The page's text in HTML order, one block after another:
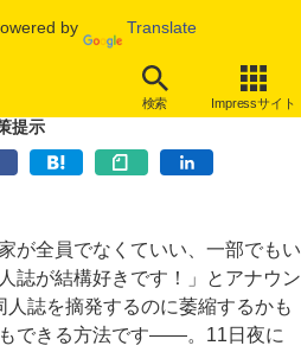
by Translate
検索 Impressサイト
れたら～同人誌・コスプレを守る方法
提示
が全員でなくていい、一部でもい
誌が結構好きです！」とアナウン
誌を摘発するのに萎縮するかも
できる方法です――。11日夜に